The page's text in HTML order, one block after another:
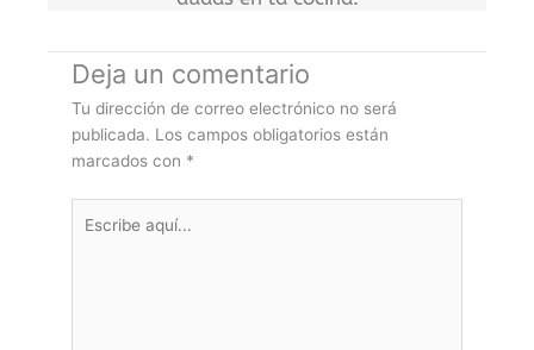
Deja un comentario
Tu dirección de correo electrónico no será
publicada. Los campos obligatorios están
marcados con *
aquí...